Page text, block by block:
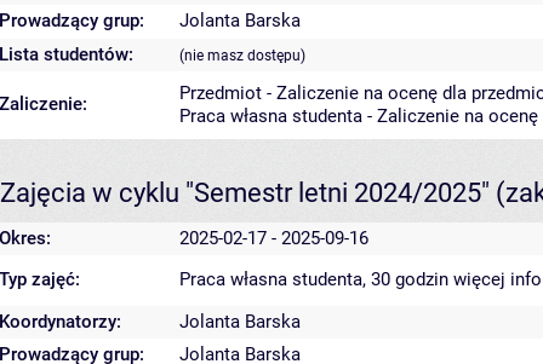
Prowadzący grup:
Jolanta Barska
Lista studentów:
(nie masz dostępu)
Zaliczenie:
Przedmiot - Zaliczenie na ocenę dla
Praca własna studenta - Zaliczenie na ocenę
Zajęcia w cyklu "Semestr letni 2024/2025"
Okres:
2025-02-17 - 2025-09-16
Typ zajęć:
Praca własna studenta, 30 godzin więcej
Koordynatorzy:
Jolanta Barska
Prowadzący grup:
Jolanta Barska